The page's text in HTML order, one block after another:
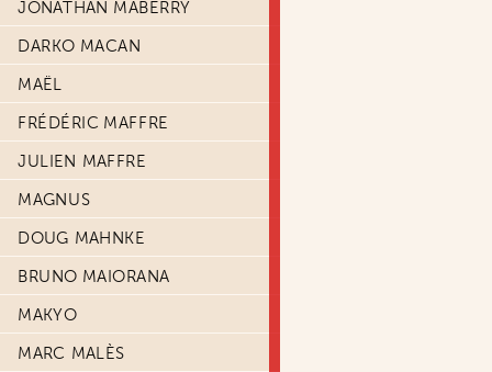
JONATHAN MABERRY
DARKO MACAN
MAËL
FRÉDÉRIC MAFFRE
JULIEN MAFFRE
MAGNUS
DOUG MAHNKE
BRUNO MAIORANA
MAKYO
MARC MALÈS